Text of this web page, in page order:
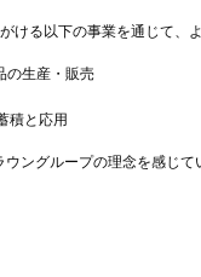
ける以下の事業を通じて、
の生産・販売
積と応用
ングループの理念を感じて